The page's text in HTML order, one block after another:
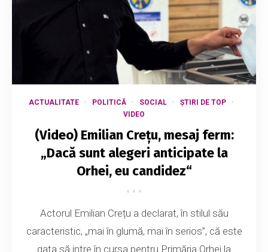
ACTUALITATE POLITICĂ SOCIAL
ȘTIRI DE TOP
VIDEO
(Video) Emilian Crețu, mesaj ferm:
„Dacă sunt alegeri anticipate la
Orhei, eu candidez“
Actorul Emilian Crețu a declarat, în stilul său
caracteristic, „mai în glumă, mai în serios”, că este
gata să intre în cursa pentru Primăria Orhei la